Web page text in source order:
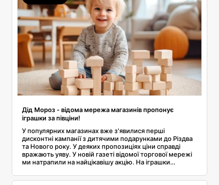
Дід Мороз - відома мережа магазинів пропонує
іграшки за півціни!
У популярних магазинах вже з'явилися перші
дисконтні кампанії з дитячими подарунками до Різдва
та Нового року. У деяких пропозиціях ціни справді
вражають уяву. У новій газеті відомої торгової мережі
ми натрапили на найцікавішу акцію. На іграшки